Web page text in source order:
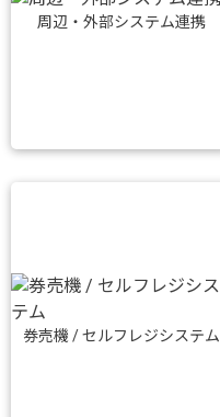
周辺・外部システム連携
券売機 / セルフレジシステム